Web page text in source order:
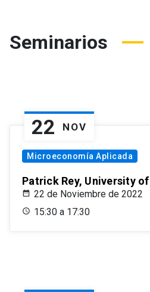
Seminarios
22 NOV
Microeconomía Aplicada
Patrick Rey, University
22 de Noviembre de 2022
15:30 a 17:30